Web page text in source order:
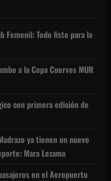
Femenil: Todo listo para la
a la Copa Cuervos MUR
con primera edición de
ya tienen un nuevo
Mara Lezama
en el Aeropuerto